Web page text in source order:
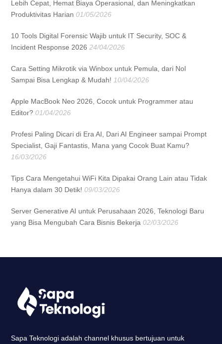
Lebih Cepat, Hemat Biaya Operasional, dan Meningkatkan
Produktivitas Harian 01/05/2026
10 Tools Digital Forensic Wajib untuk IT Security, SOC &
Incident Response 2026 24/04/2026
Cara Setting Mikrotik via Winbox untuk Pemula, dari Nol
Sampai Bisa Lengkap & Mudah! 10/04/2026
Apple MacBook Neo 2026, Cocok untuk Programmer atau
Editor? 01/04/2026
Profesi Paling Dicari di Era AI, Dari AI Engineer sampai Prompt
Specialist, Gaji Fantastis, Mana yang Cocok Buat Kamu?
16/03/2026
Tips Cara Mengetahui WiFi Kita Dipakai Orang Lain atau Tidak
Hanya dalam 30 Detik! 09/03/2026
Server Generative AI untuk Perusahaan 2026, Teknologi Baru
yang Bisa Mengubah Cara Bisnis Bekerja 02/03/2026
Sapa Teknologi adalah channel khusus bertujuan untuk